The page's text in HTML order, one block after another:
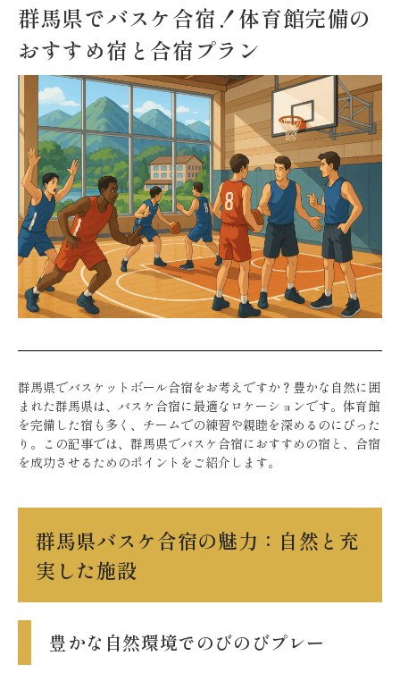
群馬県でバスケ合宿！体育館完備の
おすすめ宿と合宿プラン
群馬県でバスケットボール合宿をお考えですか？豊かな自然に囲
まれた群馬県は、バスケ合宿に最適なロケーションです。体育館
を完備した宿も多く、チームでの練習や親睦を深めるのにぴった
り。この記事では、群馬県でバスケ合宿におすすめの宿と、合宿
を成功させるためのポイントをご紹介します。
群馬県バスケ合宿の魅力：自然と充
実した施設
豊かな自然環境でのびのびプレー